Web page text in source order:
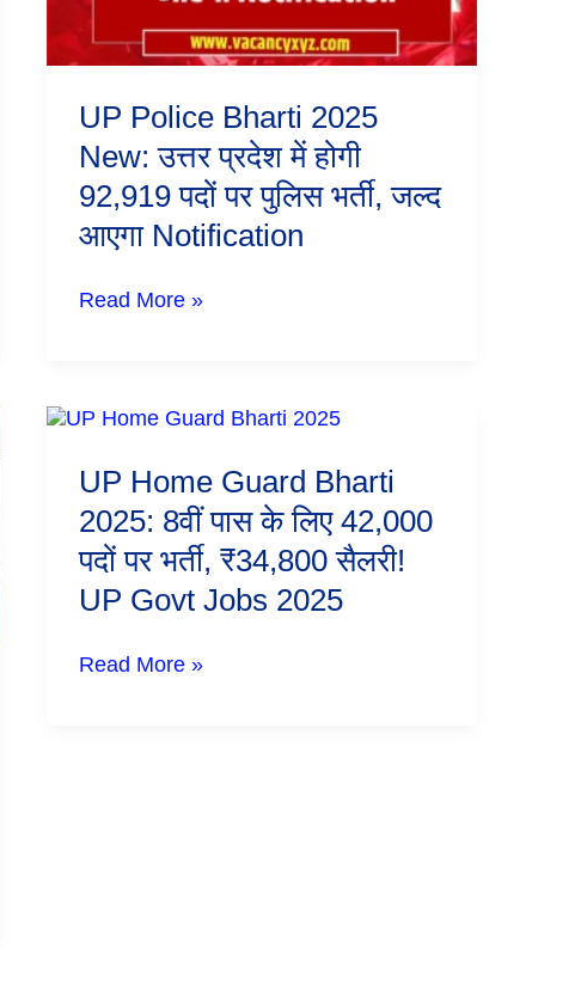
UP Police Bharti 2025
New: उत्तर प्रदेश में होगी
92,919 पदों पर पुलिस भर्ती, जल्द
आएगा Notification
होगी
92,919
पदों
पुलिस
भर्ती,
जल्द
आएगा
Notification
Read More »
UP Home Guard Bharti
2025: 8वीं पास के लिए 42,000
पदों पर भर्ती, ₹34,800 सैलरी!
UP Govt Jobs 2025
UP
Bharti
2025:
8वीं
पास
लिए
पदों
पर
Read More »